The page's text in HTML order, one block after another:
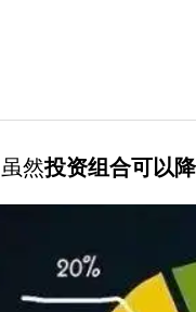
虽然投资组合可以